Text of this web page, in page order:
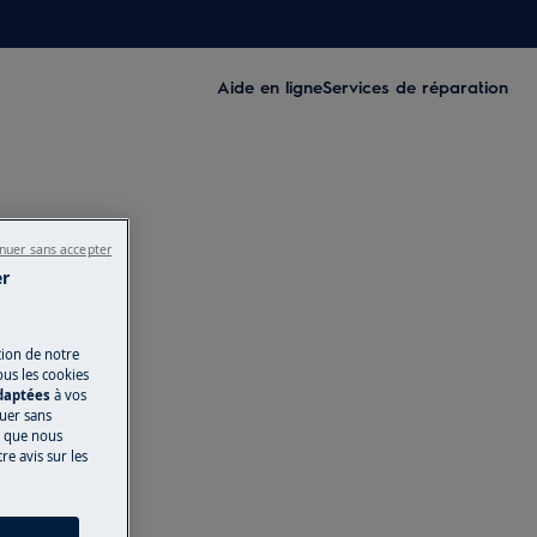
Aide en ligneServices de réparation
de notre
les cookies
à vos
sans
que nous
avis sur les
sans accepter